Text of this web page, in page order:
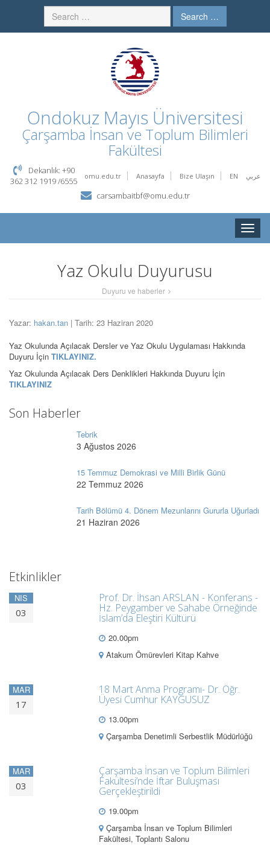
Search …
Ondokuz Mayıs Üniversitesi
Çarşamba İnsan ve Toplum Bilimleri
Fakültesi
omu.edu.tr Anasayfa Bize Ulaşın EN عربي
Dekanlık: +90
362 312 1919 /6555
carsambaitbf@omu.edu.tr
Toggle
Yaz Okulu Duyurusu
Duyuru ve haberler
Yazar: hakan.tan | Tarih: 23 Haziran 2020
Yaz Okulunda Açılacak Dersler ve Yaz Okulu Uygulaması Hakkında
Duyuru İçin TIKLAYINIZ.
Yaz Okulunda Açılacak Ders Denklikleri Hakkında Duyuru İçin
TIKLAYINIZ
Son Haberler
Tebrik
3 Ağustos 2026
15 Temmuz Demokrasi ve Milli Birlik Günü
22 Temmuz 2026
Tarih Bölümü 4. Dönem Mezunlarını Gururla Uğurladı
21 Haziran 2026
Etkinlikler
NIS
03
Prof. Dr. İhsan ARSLAN - Konferans -
Hz. Peygamber ve Sahabe Örneğinde
İslam’da Eleştiri Kültürü
20.00pm
Atakum Ömürevleri Kitap Kahve
MAR
17
18 Mart Anma Programı- Dr. Öğr.
Üyesi Cumhur KAYGUSUZ
13.00pm
Çarşamba Denetimli Serbestlik Müdürlüğü
MAR
03
Çarşamba İnsan ve Toplum Bilimleri
Fakültesi’nde İftar Buluşması
Gerçekleştirildi
19.00pm
Çarşamba İnsan ve Toplum Bilimleri
Fakültesi, Toplantı Salonu